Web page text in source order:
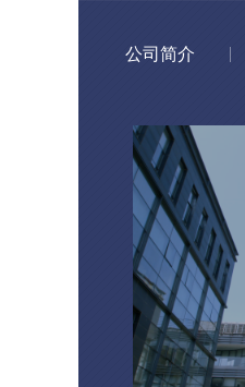
公司简介